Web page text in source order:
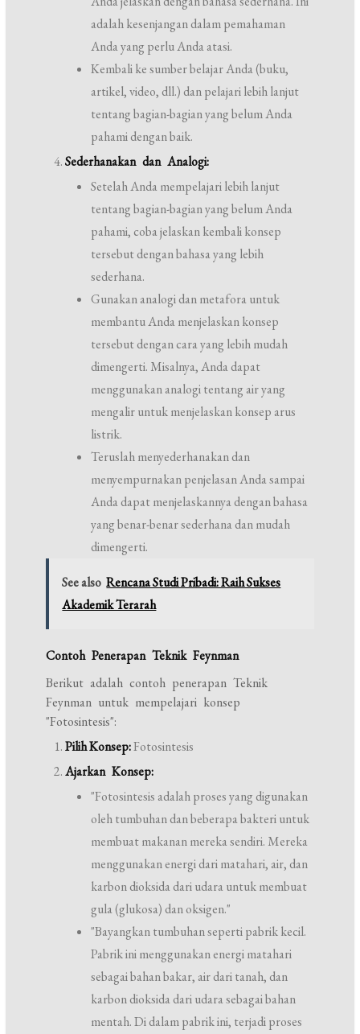
adalah kesenjangan dalam pemahaman
Anda yang perlu Anda atasi.
Kembali ke sumber belajar Anda (buku,
artikel, video, dll.) dan pelajari lebih lanjut
tentang bagian-bagian yang belum Anda
pahami dengan baik.
Sederhanakan dan Analogi:
Setelah Anda mempelajari lebih lanjut
tentang bagian-bagian yang belum Anda
pahami, coba jelaskan kembali konsep
tersebut dengan bahasa yang lebih
sederhana.
Gunakan analogi dan metafora untuk
membantu Anda menjelaskan konsep
tersebut dengan cara yang lebih mudah
dimengerti. Misalnya, Anda dapat
menggunakan analogi tentang air yang
mengalir untuk menjelaskan konsep arus
listrik.
Teruslah menyederhanakan dan
menyempurnakan penjelasan Anda sampai
Anda dapat menjelaskannya dengan bahasa
yang benar-benar sederhana dan mudah
dimengerti.
See also Rencana Studi Pribadi: Raih Sukses
Akademik Terarah
Contoh Penerapan Teknik Feynman
Berikut adalah contoh penerapan Teknik
Feynman untuk mempelajari konsep
"Fotosintesis":
Pilih Konsep:Fotosintesis
Ajarkan Konsep:
"Fotosintesis adalah proses yang digunakan
oleh tumbuhan dan beberapa bakteri untuk
membuat makanan mereka sendiri. Mereka
menggunakan energi dari matahari, air, dan
karbon dioksida dari udara untuk membuat
gula (glukosa) dan oksigen."
"Bayangkan tumbuhan seperti pabrik kecil.
Pabrik ini menggunakan energi matahari
sebagai bahan bakar, air dari tanah, dan
karbon dioksida dari udara sebagai bahan
mentah. Di dalam pabrik ini, terjadi proses